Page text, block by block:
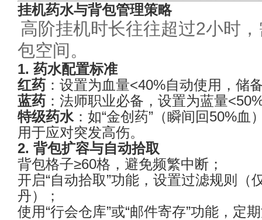
挂机药水与背包管理策略
高阶挂机时长往往超过2小时
包空间。
1. 药水配置标准
红药 ：设置为血量<40%自动使用，储
蓝药 ：法师职业必备，设置为蓝量
特级药水：如“金创药”（瞬间回50%血
用于应对突发高伤。
2. 背包扩容与自动拾取
背包格子≥60格，避免频繁中断；
开启“自动拾取”功能，设置过滤规则（
丹）；
使用“行会仓库”或“邮件寄存”功能，定